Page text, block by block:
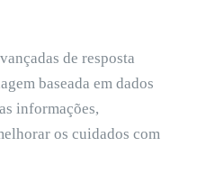
de resposta
baseada em dados
informações,
os cuidados com